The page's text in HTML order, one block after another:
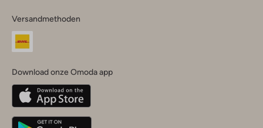
dein
Land
Belgique(Français)
Deutschland
Versandmethoden
Download onze Omoda app